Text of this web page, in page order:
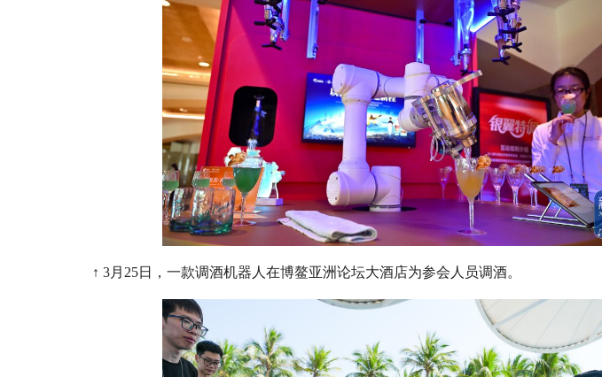
↑ 3月25日，一款调酒机器人在博鳌亚洲论坛大酒店为参会人员调酒。